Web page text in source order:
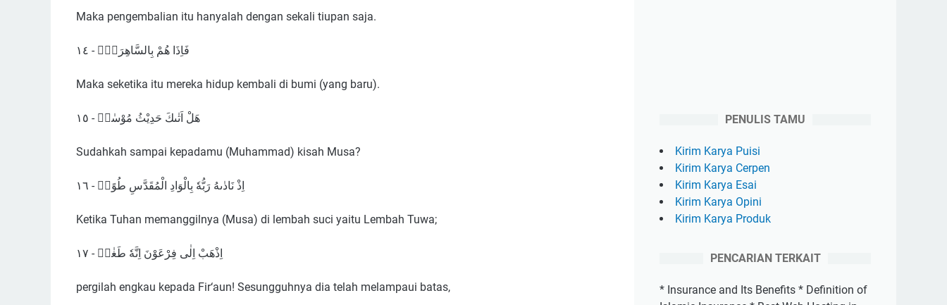
Maka pengembalian itu hanyalah dengan sekali tiupan saja.
فَاِذَا هُمْ بِالسَّاهِرَةِۗ - ١٤
Maka seketika itu mereka hidup kembali di bumi (yang baru).
هَلْ اَتٰىكَ حَدِيْثُ مُوْسٰىۘ - ١٥
Sudahkah sampai kepadamu (Muhammad) kisah Musa?
اِذْ نَادٰىهُ رَبُّهٗ بِالْوَادِ الْمُقَدَّسِ طُوًىۚ - ١٦
Ketika Tuhan memanggilnya (Musa) di lembah suci yaitu Lembah Tuwa;
اِذْهَبْ اِلٰى فِرْعَوْنَ اِنَّهٗ طَغٰىۖ - ١٧
pergilah engkau kepada Fir‘aun! Sesungguhnya dia telah melampaui batas,
PENULIS TAMU
Kirim Karya Puisi
Kirim Karya Cerpen
Kirim Karya Esai
Kirim Karya Opini
Kirim Karya Produk
PENCARIAN TERKAIT
* Insurance and Its Benefits * Definition of